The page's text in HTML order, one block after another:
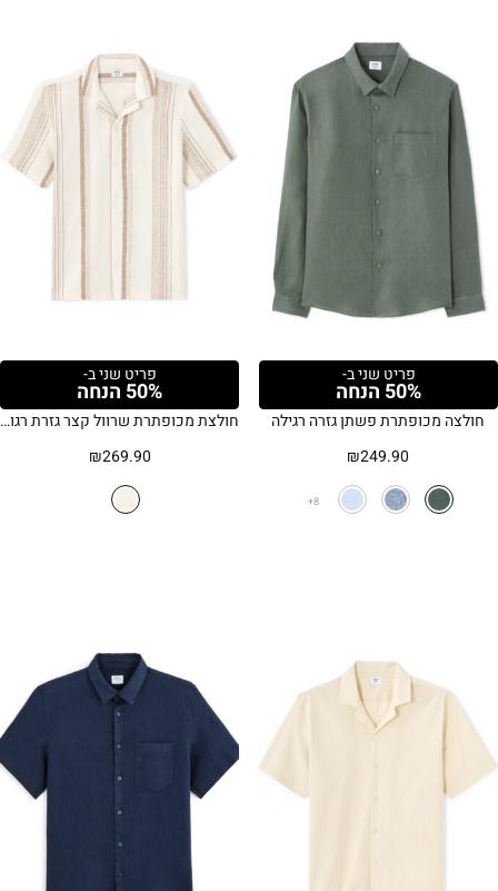
פריט שני ב-
50% הנחה
חולצה מכופתרת פשתן גזרה רגילה
₪249.90
8
פריט שני ב-
50% הנחה
חולצת מכופתרת שרוול קצר גזרת רגולר – קרם
₪269.90